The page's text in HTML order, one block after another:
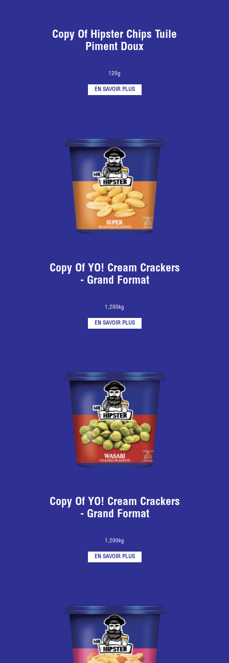
Copy Of Hipster Chips Tuile
Piment Doux
120g
EN SAVOIR PLUS
Copy Of YO! Cream Crackers
- Grand Format
1,200kg
EN SAVOIR PLUS
Copy Of YO! Cream Crackers
- Grand Format
1,200kg
EN SAVOIR PLUS